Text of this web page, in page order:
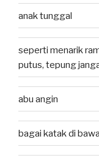
anak tunggal
seperti menarik
putus, tepung
abu angin
bagai katak di